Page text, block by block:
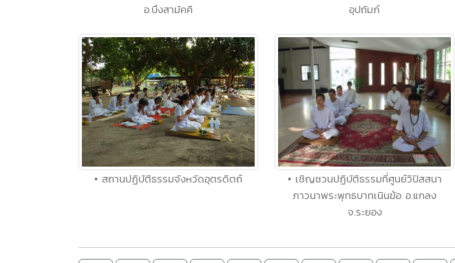
อ.บึงสามัคคี
อุปถัมภ์
• สถานปฏิบัติธรรมจังหวัดอุตรดิตถ์
• เชิญชวนปฏิบัติธรรมที่ศูนย์วิปัสสนา
ภาวนาพระพุทธบาทเนินฆ้อ อ.แกลง
จ.ระยอง